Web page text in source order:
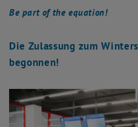
Be part of the equation!
Die Zulassung zum
begonnen!